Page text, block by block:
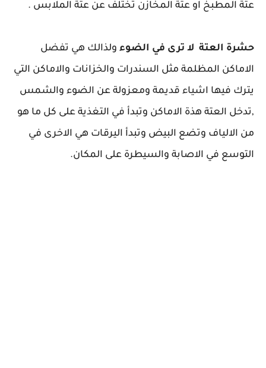
عتة المطبخ او عتة المخازن تختلف عن عتة الملابس .
حشرة العتة لا ترى في الضوء ولذالك هي تفضل
الاماكن المظلمة مثل السندرات والخزانات والاماكن التي
يترك فيها اشياء قديمة ومعزولة عن الضوء والشمس
,تدخل العتة هذة الاماكن وتبدأ في التغذية على كل ما هو
من الالياف وتضع البيض وتبدأ اليرقات هي الاخرى في
التوسع في الاصابة والسيطرة على المكان.